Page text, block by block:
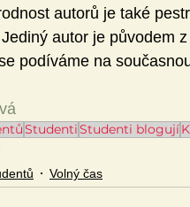
autorů je také
autor je původem
podíváme na
StudentiStudenti blogují
Volný čas